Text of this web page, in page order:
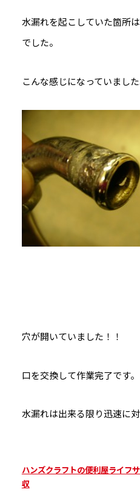
水漏れを起こしていた箇所
でした。
こんな感じになっていました
穴が開いていました！！
口を交換して作業完了です。
水漏れは出来る限り迅速に対
ハンズクラフトの便利屋ライフ
収